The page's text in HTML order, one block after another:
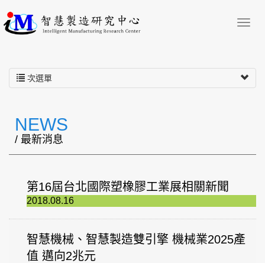
次選單
NEWS
/ 最新消息
第16屆台北國際塑橡膠工業展相關新聞
2018.08.16
智慧機械、智慧製造雙引擎 機械業2025產
值 邁向2兆元